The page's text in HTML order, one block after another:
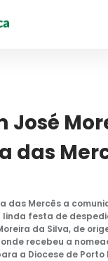
José
das
Mercês a
linda festa de
da Silva, de
recebeu a
a Diocese de Porto